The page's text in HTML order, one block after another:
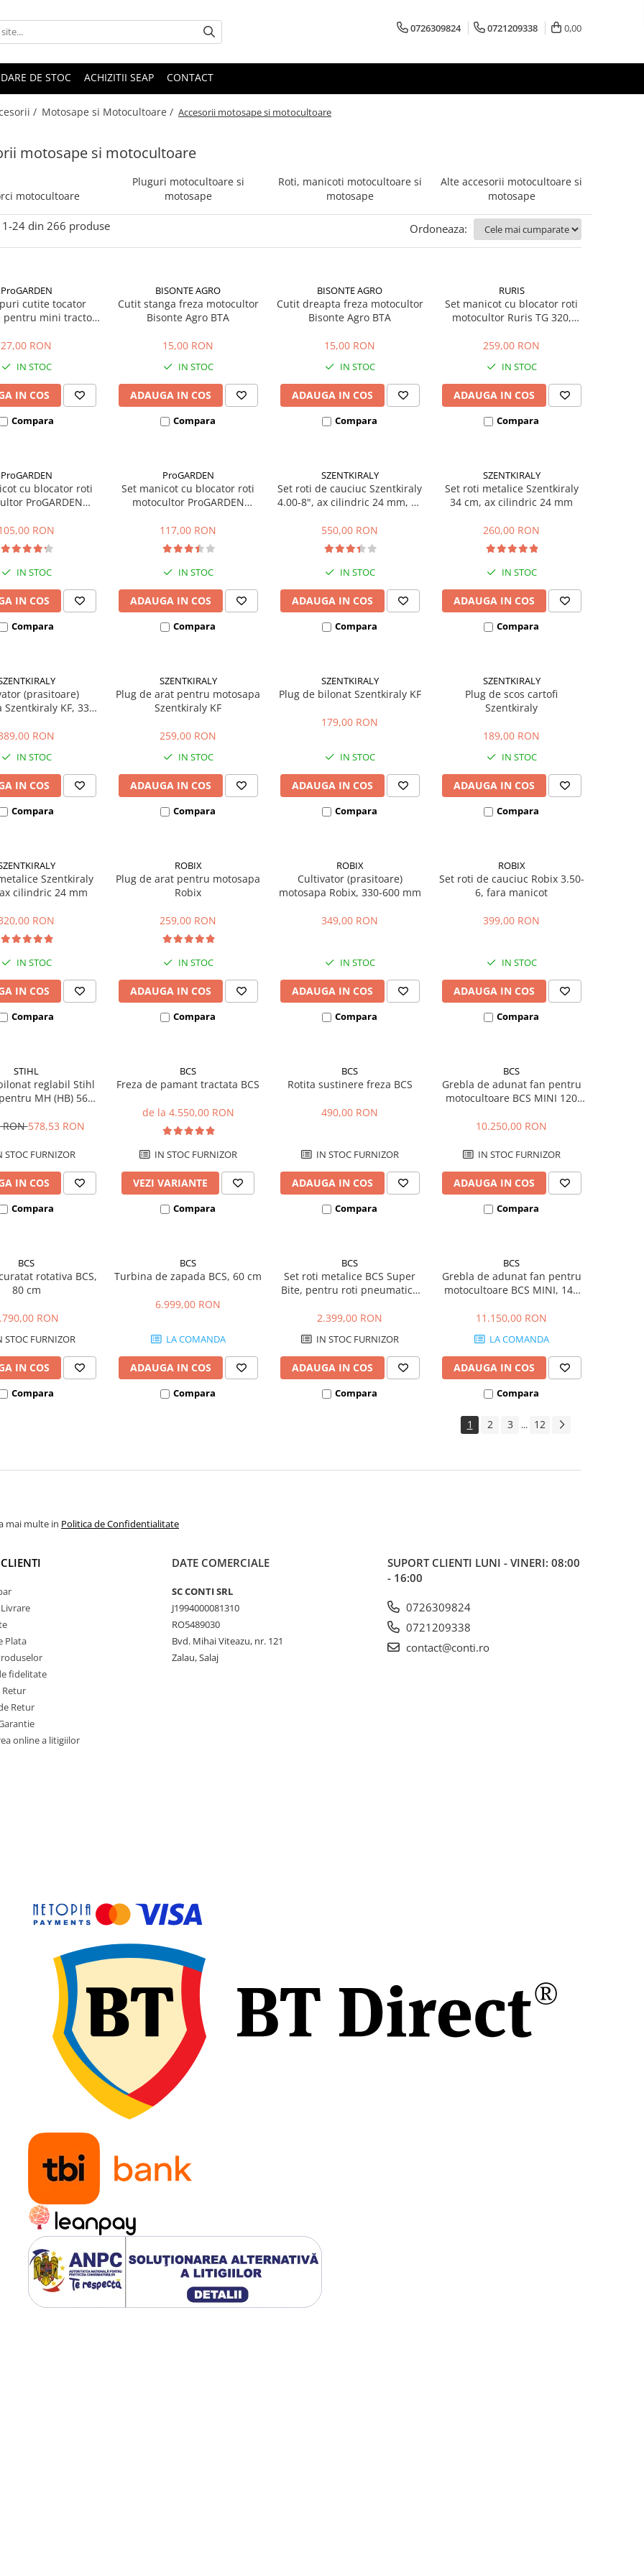
0726309824 0721209338 0,00
DE STOC ACHIZITII SEAP CONTACT
/ Motosape si Motocultoare / Accesorii motosape si motocultoare
motosape si motocultoare
motocultoare
Pluguri motocultoare si
motosape
Roti, manicoti motocultoare si
motosape
Alte accesorii motocultoare si
motosape
1-24 din 266 produse Ordoneaza:
ProGARDEN
cutite tocator
pentru mini tractor
27,00 RON
IN STOC
IN COS
Compara
BISONTE AGRO
Cutit stanga freza motocultor
Bisonte Agro BTA
15,00 RON
IN STOC
ADAUGA IN COS
Compara
BISONTE AGRO
Cutit dreapta freza motocultor
Bisonte Agro BTA
15,00 RON
IN STOC
ADAUGA IN COS
Compara
RURIS
Set manicot cu blocator roti
motocultor Ruris TG 320,
mm
259,00 RON
IN STOC
ADAUGA IN COS
Compara
ProGARDEN
cu blocator roti
ProGARDEN
205 mm
RON
IN STOC
IN COS
Compara
ProGARDEN
Set manicot cu blocator roti
motocultor ProGARDEN
lungime 205 mm
117,00 RON
IN STOC
ADAUGA IN COS
Compara
SZENTKIRALY
Set roti de cauciuc Szentkiraly
4.00-8", ax cilindric 24 mm, cu
550,00 RON
IN STOC
ADAUGA IN COS
Compara
SZENTKIRALY
Set roti metalice Szentkiraly
34 cm, ax cilindric 24 mm
260,00 RON
IN STOC
ADAUGA IN COS
Compara
(prasitoare)
Szentkiraly KF, 330-
RON
IN STOC
IN COS
Compara
SZENTKIRALY
Plug de arat pentru motosapa
Szentkiraly KF
259,00 RON
IN STOC
ADAUGA IN COS
Compara
SZENTKIRALY
Plug de bilonat Szentkiraly KF
179,00 RON
IN STOC
ADAUGA IN COS
Compara
SZENTKIRALY
Plug de scos cartofi
Szentkiraly
189,00 RON
IN STOC
ADAUGA IN COS
Compara
Szentkiraly
cilindric 24 mm
RON
IN STOC
IN COS
Compara
ROBIX
Plug de arat pentru motosapa
Robix
259,00 RON
IN STOC
ADAUGA IN COS
Compara
ROBIX
Cultivator (prasitoare)
motosapa Robix, 330-600 mm
349,00 RON
IN STOC
ADAUGA IN COS
Compara
ROBIX
Set roti de cauciuc Robix 3.50-
6, fara manicot
399,00 RON
IN STOC
ADAUGA IN COS
Compara
STIHL
reglabil Stihl
MH (HB) 560 /
RON578,53 RON
STOC FURNIZOR
IN COS
Compara
BCS
Freza de pamant tractata BCS
de la 4.550,00 RON
IN STOC FURNIZOR
VEZI VARIANTE
Compara
BCS
Rotita sustinere freza BCS
490,00 RON
IN STOC FURNIZOR
ADAUGA IN COS
Compara
BCS
Grebla de adunat fan pentru
motocultoare BCS MINI 120
10.250,00 RON
IN STOC FURNIZOR
ADAUGA IN COS
Compara
BCS
rotativa BCS,
80 cm
RON
STOC FURNIZOR
IN COS
Compara
BCS
Turbina de zapada BCS, 60 cm
6.999,00 RON
LA COMANDA
ADAUGA IN COS
Compara
BCS
Set roti metalice BCS Super
Bite, pentru roti pneumatice
2.399,00 RON
IN STOC FURNIZOR
ADAUGA IN COS
Compara
BCS
Grebla de adunat fan pentru
motocultoare BCS MINI, 140
11.150,00 RON
LA COMANDA
ADAUGA IN COS
Compara
1 2 3 ... 12
mai multe in Politica de Confidentialitate
Plata
fidelitate
Retur
Retur
online a litigiilor
DATE COMERCIALE
SC CONTI SRL
J1994000081310
RO5489030
Bvd. Mihai Viteazu, nr. 121
Zalau, Salaj
SUPORT CLIENTI LUNI - VINERI: 08:00
- 16:00
0726309824
0721209338
contact@conti.ro